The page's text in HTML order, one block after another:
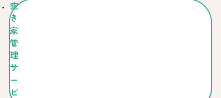
空
き
家
管
理
サ
ー
ビ